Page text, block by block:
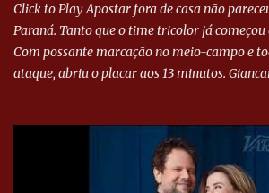
Click to Play Apostar fora de casa não
Paraná. Tanto que o time tricolor já começou
Com possante marcação no meio-campo e
ataque, abriu o placar aos 13 minutos.
Paraná ampliou a vantagem aos 21 minutos.
desviou cruzamento de cabeça e, mesmo de
direito de Harlei. O goleiro esmeraldino se